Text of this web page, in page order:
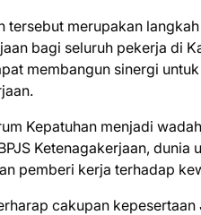
tersebut merupakan
bagi seluruh pekerja di
membangun sinergi
Kepatuhan menjadi
Ketenagakerjaan,
pemberi kerja terhadap
cakupan